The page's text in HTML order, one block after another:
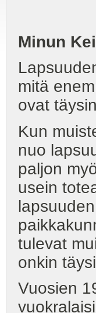
Minun
mitä
ovat
Kun
nuo
paljon
usein
tulevat
onkin
Vuosien